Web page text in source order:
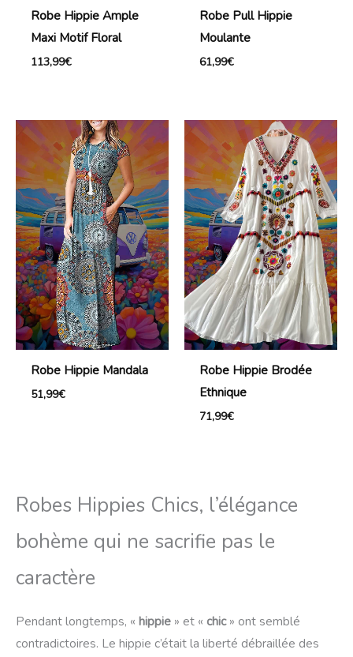
Robe Hippie Ample
Maxi Motif Floral
113,99€
Robe Pull Hippie
Moulante
61,99€
Robe Hippie Mandala
51,99€
Robe Hippie Brodée
Ethnique
71,99€
Robes Hippies Chics, l’élégance
bohème qui ne sacrifie pas le
caractère
Pendant longtemps, « hippie » et « chic» ont semblé
contradictoires. Le hippie c’était la liberté débraillée des